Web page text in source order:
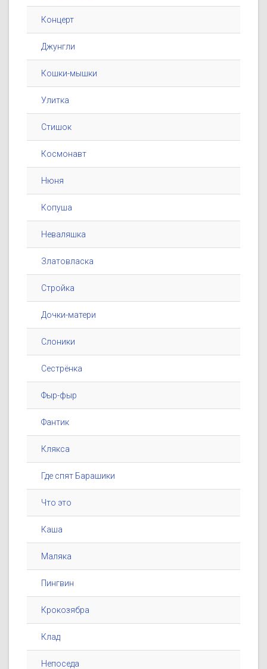
Концерт
Джунгли
Кошки-мышки
Улитка
Стишок
Космонавт
Нюня
Копуша
Неваляшка
Златовласка
Стройка
Дочки-матери
Слоники
Сестрёнка
Фыр-фыр
Фантик
Клякса
Где спят Барашики
Что это
Каша
Маляка
Пингвин
Крокозябра
Клад
Непоседа